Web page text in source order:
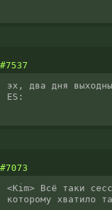
#7537
эх, два дня
ES:
#7073
<Kim> Всё таки
которому хватило